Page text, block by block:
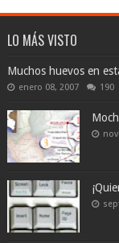
LO MÁS VISTO
Muchos huevos en
enero 08, 2007 190